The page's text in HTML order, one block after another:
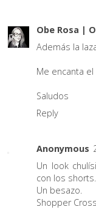
Obe Rosa |
Además la
Me encanta
Saludos
Reply
Anonymous
Un look
con los
Un besazo.
Shopper